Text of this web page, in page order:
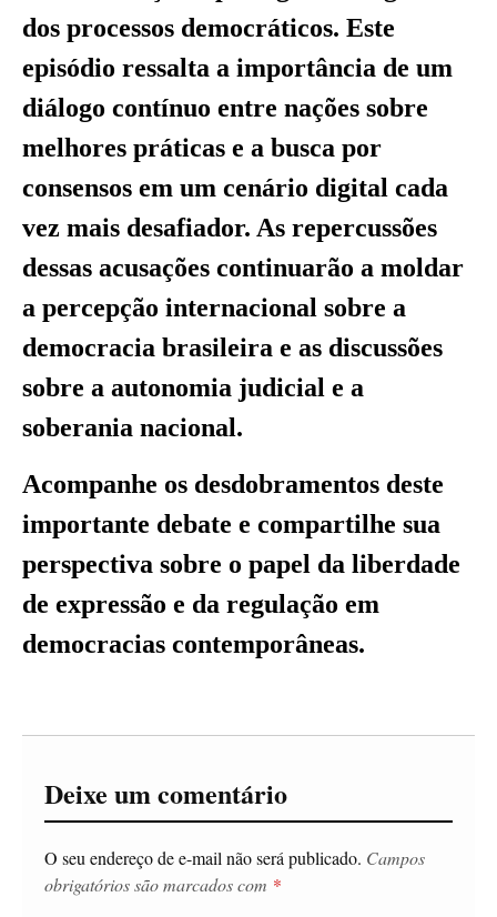
dos processos democráticos. Este
episódio ressalta a importância de um
diálogo contínuo entre nações sobre
melhores práticas e a busca por
consensos em um cenário digital cada
vez mais desafiador. As repercussões
dessas acusações continuarão a moldar
a percepção internacional sobre a
democracia brasileira e as discussões
sobre a autonomia judicial e a
soberania nacional.
Acompanhe os desdobramentos deste
importante debate e compartilhe sua
perspectiva sobre o papel da liberdade
de expressão e da regulação em
democracias contemporâneas.
Deixe um comentário
O seu endereço de e-mail não será publicado. Campos
obrigatórios são marcados com *